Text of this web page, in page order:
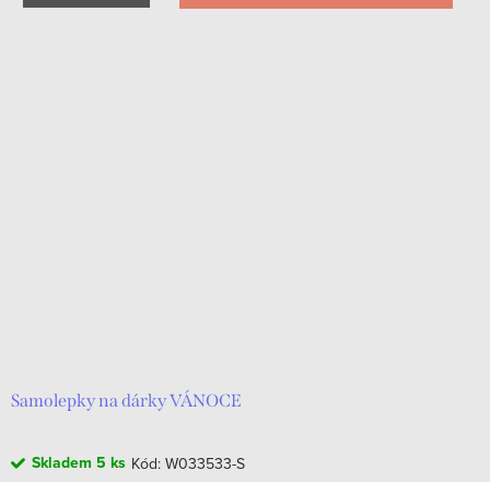
Samolepky na dárky VÁNOCE
Skladem 5 ks Kód: W033533-S